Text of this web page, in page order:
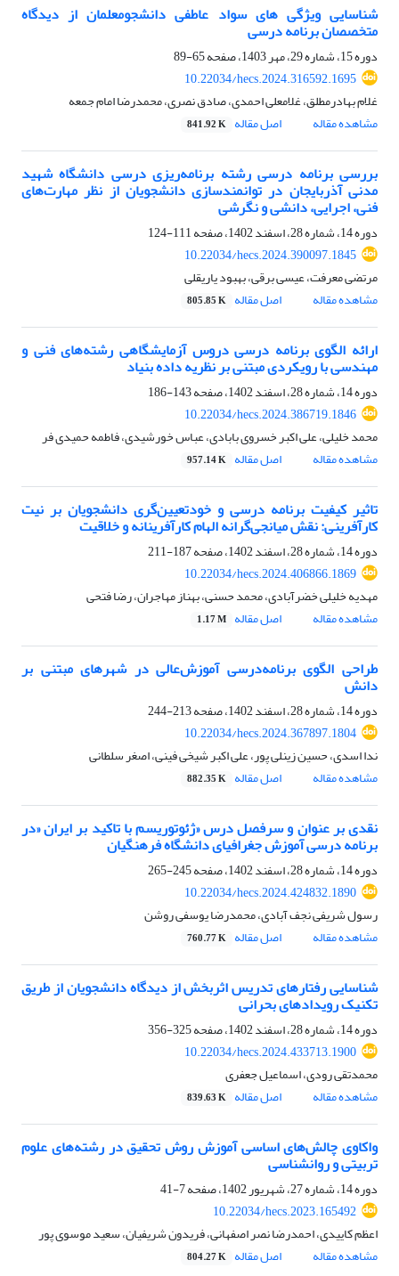
شناسایی ویژگی های سواد عاطفی دانشجومعلمان از دیدگاه
متخصصان برنامه درسی
دوره 15، شماره 29، مهر 1403، صفحه
65-89
10.22034/hecs.2024.316592.1695
غلام بهادرمطلق، غلامعلی احمدی، صادق نصری، محمدرضا امام جمعه
مشاهده مقاله
اصل مقاله 841.92 K
بررسی برنامه درسی رشته برنامه‌ریزی درسی دانشگاه شهید
مدنی آذربایجان در توانمندسازی دانشجویان از نظر مهارت‌های
فنی، اجرایی، دانشی و نگرشی
دوره 14، شماره 28، اسفند 1402، صفحه
111-124
10.22034/hecs.2024.390097.1845
مرتضی معرفت، عیسی برقی، بهبود یاریقلی
مشاهده مقاله
اصل مقاله 805.85 K
ارائه الگوی برنامه درسی دروس آزمایشگاهی رشته‌های فنی و
مهندسی با رویکردی مبتنی بر نظریه داده بنیاد
دوره 14، شماره 28، اسفند 1402، صفحه
143-186
10.22034/hecs.2024.386719.1846
محمد خلیلی، علی اکبر خسروی بابادی، عباس خورشیدی، فاطمه حمیدی فر
مشاهده مقاله
اصل مقاله 957.14 K
تاثیر کیفیت برنامه درسی و خودتعیین‌گری دانشجویان بر نیت
کارآفرینی: نقش میانجی‌گرانه الهام کارآفرینانه و خلاقیت
دوره 14، شماره 28، اسفند 1402، صفحه
187-211
10.22034/hecs.2024.406866.1869
مهدیه خلیلی خضرآبادی، محمد حسنی، بهناز مهاجران، رضا فتحی
مشاهده مقاله
اصل مقاله 1.17 M
طراحی الگوی برنامه‌درسی ‌آموزش‌عالی در شهرهای مبتنی بر
دانش
دوره 14، شماره 28، اسفند 1402، صفحه
213-244
10.22034/hecs.2024.367897.1804
ندا اسدی، حسین زینلی پور، علی اکبر شیخی فینی، اصغر سلطانی
مشاهده مقاله
اصل مقاله 882.35 K
نقدی بر عنوان و سرفصل درس «ژئوتوریسم با تاکید بر ایران «در
برنامه درسی آموزش جغرافیای دانشگاه فرهنگیان
دوره 14، شماره 28، اسفند 1402، صفحه
245-265
10.22034/hecs.2024.424832.1890
رسول شریفی نجف آبادی، محمدرضا یوسفی روشن
مشاهده مقاله
اصل مقاله 760.77 K
شناسایی رفتارهای تدریس اثربخش از دیدگاه دانشجویان از طریق
تکنیک رویدادهای بحرانی
دوره 14، شماره 28، اسفند 1402، صفحه
325-356
10.22034/hecs.2024.433713.1900
محمدتقی رودی، اسماعیل جعفری
مشاهده مقاله
اصل مقاله 839.63 K
واکاوی چالش‌های اساسی آموزش روش تحقیق در رشته‌های علوم
تربیتی و روانشناسی
دوره 14، شماره 27، شهریور 1402، صفحه
7-41
10.22034/hecs.2023.165492
اعظم کاییدی، احمدرضا نصر اصفهانی، فریدون شریفیان، سعید موسوی پور
مشاهده مقاله
اصل مقاله 804.27 K